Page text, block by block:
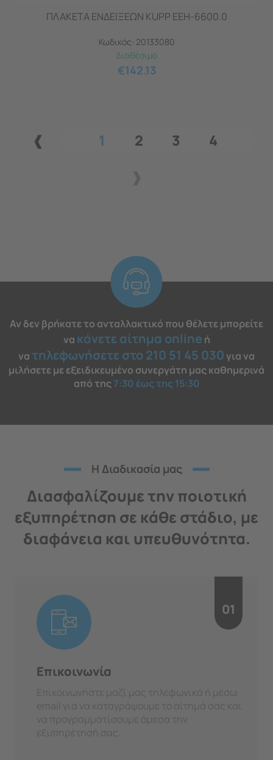
ΠΛΑΚΕΤΑ ΕΝΔΕΙΞΕΩΝ KUPP EEH-6600.0
Κωδικός: 20133080
Διαθέσιμο
€142.13
1 2 3 4
Αν δεν βρήκατε το ανταλλακτικό που θέλετε μπορείτε
να κάνετε αίτημα online ή
νατηλεφωνήσετε στο 210 51 45 030 για να
μιλήσετε με εξειδικευμένο συνεργάτη μας καθημερινά
από της7:30 έως της 15:30
H Διαδικασία μας
Διασφαλίζουμε την ποιοτική
εξυπηρέτηση σε κάθε στάδιο, με
διαφάνεια και υπευθυνότητα.
01
Επικοινωνία
Επικοινωνήστε μαζί μας τηλεφωνικά ή μέσω
email για να καταγράψουμε το αίτημά σας και
να προγραμματίσουμε άμεσα την
εξυπηρέτησή σας.